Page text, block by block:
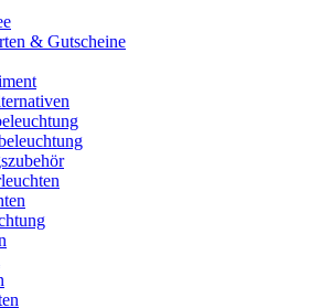
& Gutscheine